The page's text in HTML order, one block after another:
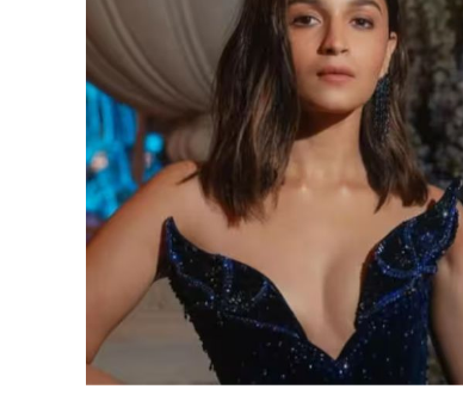
खरीदने के साथ धन की देवी लक्ष्मी की पूजा
होती है.
Also Read…इन 4 खिलाड़ियों को BCCI ने
के कप्तान-उपकप्तान
नरक चतुर्दशी / छोटी
छोटी दिवाली या नरक चतुर्दशी 20
जलाकर बुराई पर अच्छाई की जीत का संदेश